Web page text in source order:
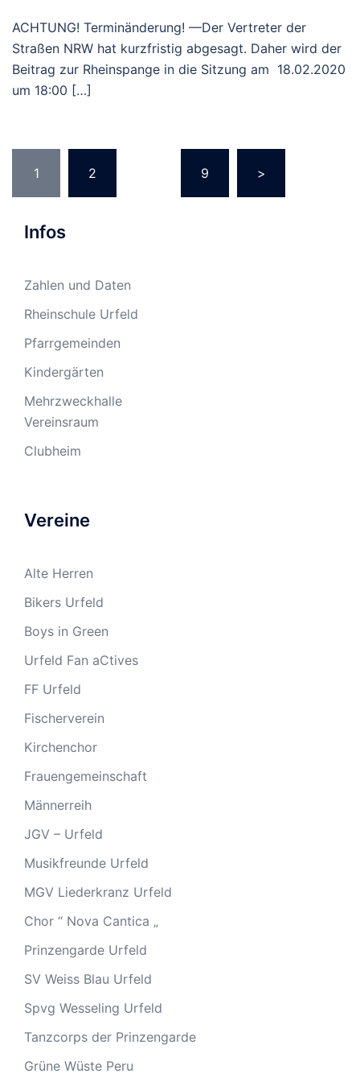
ACHTUNG! Terminänderung! —Der Vertreter der
Straßen NRW hat kurzfristig abgesagt. Daher wird der
Beitrag zur Rheinspange in die Sitzung am 18.02.2020
um 18:00 […]
der
Beiträge
1 2 9 >
Infos
Zahlen und Daten
Rheinschule Urfeld
Pfarrgemeinden
Kindergärten
Mehrzweckhalle
Vereinsraum
Clubheim
Vereine
Alte Herren
Bikers Urfeld
Boys in Green
Urfeld Fan aCtives
FF Urfeld
Fischerverein
Kirchenchor
Frauengemeinschaft
Männerreih
JGV – Urfeld
Musikfreunde Urfeld
MGV Liederkranz Urfeld
Chor “ Nova Cantica „
Prinzengarde Urfeld
SV Weiss Blau Urfeld
Spvg Wesseling Urfeld
Tanzcorps der Prinzengarde
Grüne Wüste Peru